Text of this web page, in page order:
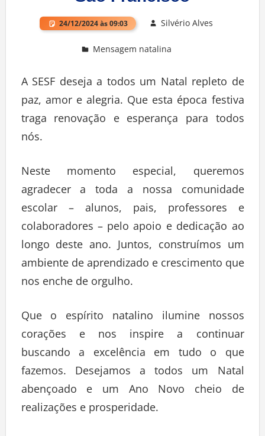
24/12/2024 às 09:03 Silvério Alves
Mensagem natalina
A SESF deseja a todos um Natal repleto de
paz, amor e alegria. Que esta época festiva
traga renovação e esperança para todos
nós.
Neste momento especial, queremos
agradecer a toda a nossa comunidade
escolar – alunos, pais, professores e
colaboradores – pelo apoio e dedicação ao
longo deste ano. Juntos, construímos um
ambiente de aprendizado e crescimento que
nos enche de orgulho.
Que o espírito natalino ilumine nossos
corações e nos inspire a continuar
buscando a excelência em tudo o que
fazemos. Desejamos a todos um Natal
abençoado e um Ano Novo cheio de
realizações e prosperidade.